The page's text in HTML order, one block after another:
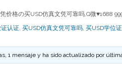
价格の买USD仿真文凭可靠吗,Q微♥1688
认证, 买USD仿真文凭可靠吗, 买USD学位证
1 mensaje y ha sido actualizado por